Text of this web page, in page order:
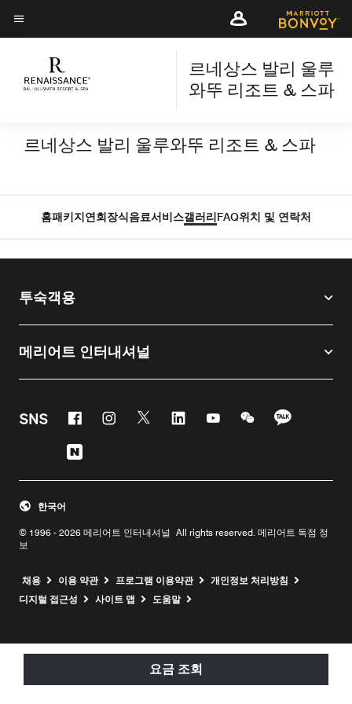
Skip
to
content
메뉴 텍스트
르네상스 발리 울루
와뚜 리조트 & 스파
르네상스 발리 울루와뚜 리조트 & 스파
요금 조회
요금 조회
홈패키지 연회장식음료서비스갤러리 FAQ위치 및 연락처
투숙객용
메리어트 인터내셔널
SNS FacebookInstagram
Twitter LinkedinYoutubeWeChatKaKao
Naver
© 1996 - 2026 메리어트 인터내셔널 All rights reserved. 메리어트 독점 정
보
한국어
채용 이용 약관 프로그램 이용약관
개인정보 처리방침
디지털 접근성
사이트 맵 도움말